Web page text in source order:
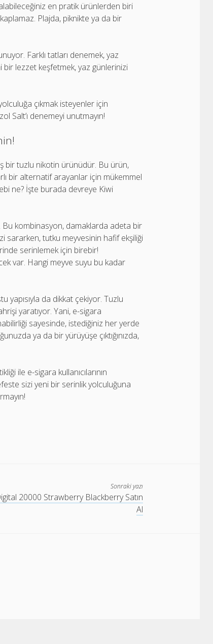
alabileceğiniz en pratik ürünlerden biri
Plajda, piknikte ya da bir
Farklı tatları denemek, yaz
bir lezzet keşfetmek, yaz günlerinizi
çıkmak isteyenler için
Salt’ı denemeyi unutmayın!
bir tuzlu nikotin ürünüdür. Bu ürün,
bir alternatif arayanlar için mükemmel
ne? İşte burada devreye Kiwi
kombinasyon, damaklarda adeta bir
sararken, tutku meyvesinin hafif ekşiliği
serinlemek için birebir!
var. Hangi meyve suyu bu kadar
yapısıyla da dikkat çekiyor. Tuzlu
yaratıyor. Yani, e-sigara
sayesinde, istediğiniz her yerde
ya da bir yürüyüşe çıktığınızda,
ile e-sigara kullanıcılarının
sizi yeni bir serinlik yolculuğuna
Sonraki yazı
20000 Strawberry Blackberry Satın
Al